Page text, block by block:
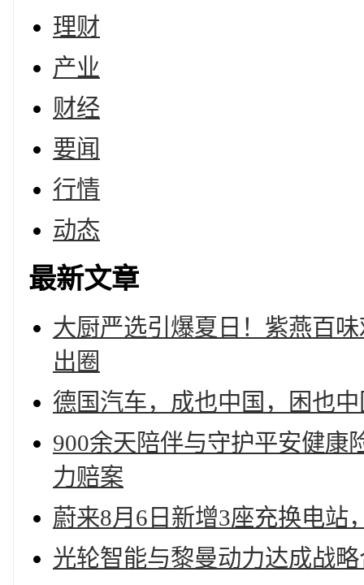
理财
产业
财经
要闻
行情
动态
最新文章
大厨严选引爆夏日！紫燕百
出圈
德国汽车，成也中国，困也
900余天陪伴与守护平安健康
力赔案
蔚来8月6日新增3座充换电站
光轮智能与黎曼动力达成战